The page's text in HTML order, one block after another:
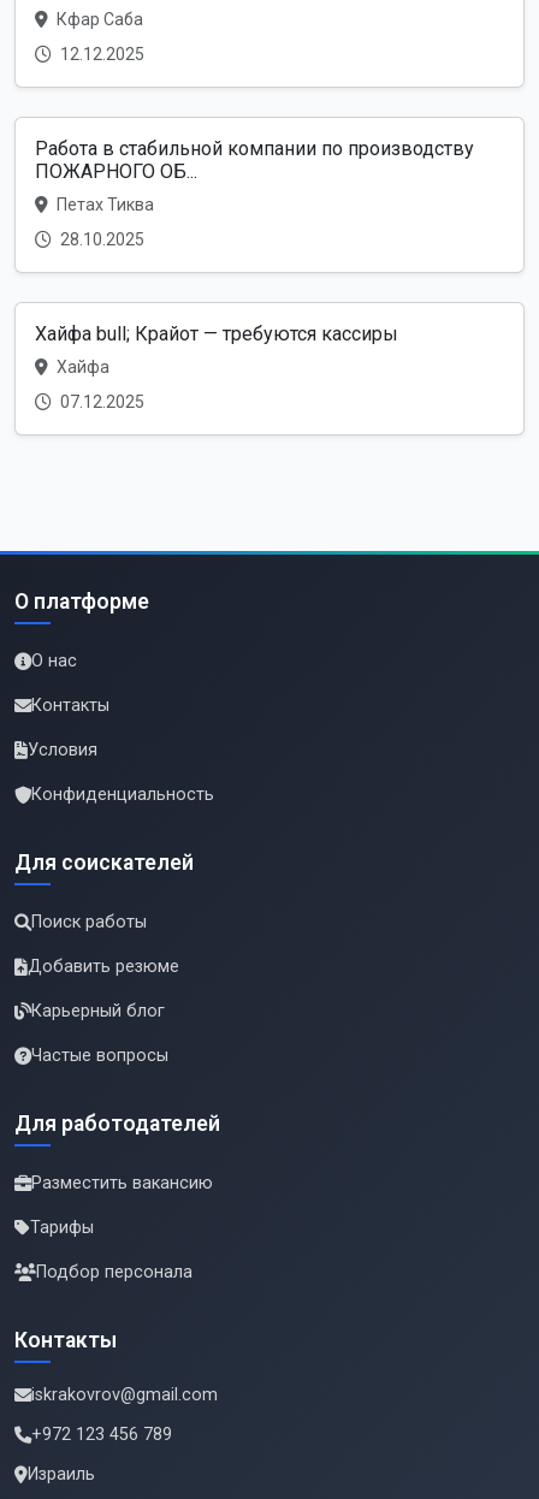
Кфар Саба
12.12.2025
Работа в стабильной компании по производству
ПОЖАРНОГО ОБ...
Петах Тиква
28.10.2025
Хайфа bull; Крайот — требуются кассиры
Хайфа
07.12.2025
О платформе
О нас
Контакты
Условия
Конфиденциальность
Для соискателей
Поиск работы
Добавить резюме
Карьерный блог
Частые вопросы
Для работодателей
Разместить вакансию
Тарифы
Подбор персонала
Контакты
iskrakovrov@gmail.com
+972 123 456 789
Израиль